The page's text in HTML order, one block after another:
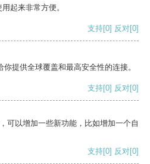
起来非常方便。
支持[0] 反对[0]
提供全球覆盖和最高安全性的连接。
支持[0] 反对[0]
可以增加一些新功能，比如增加一个自
支持[0] 反对[0]